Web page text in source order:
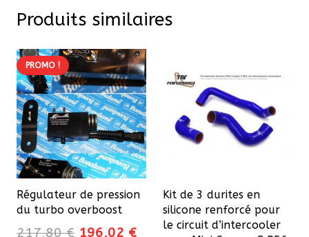
Produits similaires
PROMO !
Régulateur de pression
du turbo overboost
217,80€ Le
196,02 €Le
Kit de 3 durites en
silicone renforcé pour
le circuit d’intercooler